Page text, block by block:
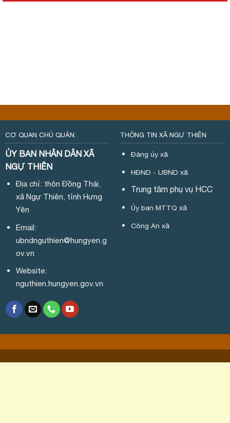
CƠ QUAN CHỦ QUẢN:
ỦY BAN NHÂN DÂN XÃ
NGỰ THIÊN
Địa chỉ: thôn Đồng Thái,
xã Ngự Thiên, tỉnh Hưng
Yên
Email:
ubndnguthien@hungyen.g
ov.vn
Website:
nguthien.hungyen.gov.vn
THÔNG TIN XÃ NGỰ THIÊN
Đảng ủy xã
HĐND - UBND xã
Trung tâm phụ vụ HCC
Ủy ban MTTQ xã
Công An xã